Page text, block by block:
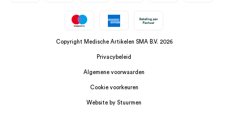
Copyright Medische Artikelen SMA B.V. 2026
Privacybeleid
Algemene voorwaarden
Cookie voorkeuren
Website by Stuurmen